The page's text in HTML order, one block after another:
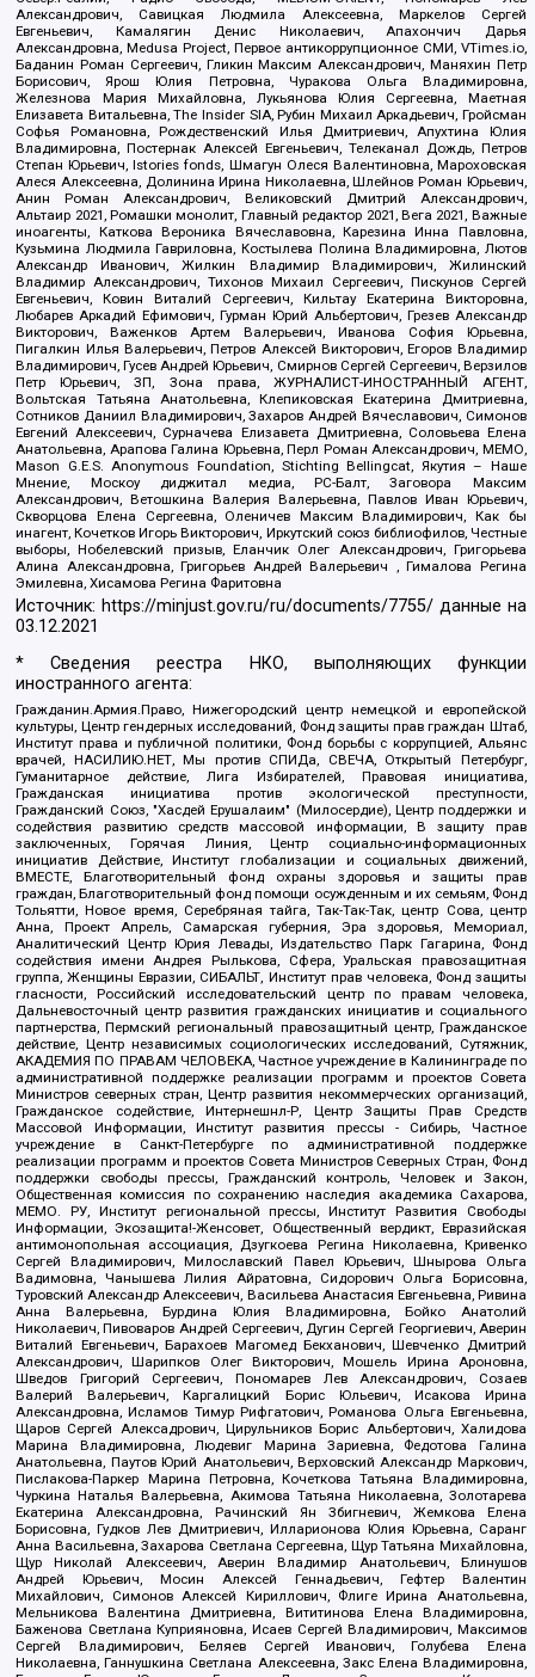
Александрович, Савицкая Людмила Алексеевна, Маркелов Сергей
Евгеньевич, Камалягин Денис Николаевич, Апахончич Дарья
Александровна, Medusa Project, Первое антикоррупционное СМИ, VTimes.io,
Баданин Роман Сергеевич, Гликин Максим Александрович, Маняхин Петр
Борисович, Ярош Юлия Петровна, Чуракова Ольга Владимировна,
Железнова Мария Михайловна, Лукьянова Юлия Сергеевна, Маетная
Елизавета Витальевна, The Insider SIA, Рубин Михаил Аркадьевич, Гройсман
Софья Романовна, Рождественский Илья Дмитриевич, Апухтина Юлия
Владимировна, Постернак Алексей Евгеньевич, Телеканал Дождь, Петров
Степан Юрьевич, Istories fonds, Шмагун Олеся Валентиновна, Мароховская
Алеся Алексеевна, Долинина Ирина Николаевна, Шлейнов Роман Юрьевич,
Анин Роман Александрович, Великовский Дмитрий Александрович,
Альтаир 2021, Ромашки монолит, Главный редактор 2021, Вега 2021, Важные
иноагенты, Каткова Вероника Вячеславовна, Карезина Инна Павловна,
Кузьмина Людмила Гавриловна, Костылева Полина Владимировна, Лютов
Александр Иванович, Жилкин Владимир Владимирович, Жилинский
Владимир Александрович, Тихонов Михаил Сергеевич, Пискунов Сергей
Евгеньевич, Ковин Виталий Сергеевич, Кильтау Екатерина Викторовна,
Любарев Аркадий Ефимович, Гурман Юрий Альбертович, Грезев Александр
Викторович, Важенков Артем Валерьевич, Иванова София Юрьевна,
Пигалкин Илья Валерьевич, Петров Алексей Викторович, Егоров Владимир
Владимирович, Гусев Андрей Юрьевич, Смирнов Сергей Сергеевич, Верзилов
Петр Юрьевич, ЗП, Зона права, ЖУРНАЛИСТ-ИНОСТРАННЫЙ АГЕНТ,
Вольтская Татьяна Анатольевна, Клепиковская Екатерина Дмитриевна,
Сотников Даниил Владимирович, Захаров Андрей Вячеславович, Симонов
Евгений Алексеевич, Сурначева Елизавета Дмитриевна, Соловьева Елена
Анатольевна, Арапова Галина Юрьевна, Перл Роман Александрович, МЕМО,
Mason G.E.S. Anonymous Foundation, Stichting Bellingcat, Якутия – Наше
Мнение, Москоу диджитал медиа, РС-Балт, Заговора Максим
Александрович, Ветошкина Валерия Валерьевна, Павлов Иван Юрьевич,
Скворцова Елена Сергеевна, Оленичев Максим Владимирович, Как бы
инагент, Кочетков Игорь Викторович, Иркутский союз библиофилов, Честные
выборы, Нобелевский призыв, Еланчик Олег Александрович, Григорьева
Алина Александровна, Григорьев Андрей Валерьевич , Гималова Регина
Эмилевна, Хисамова Регина Фаритовна
Источник: https://minjust.gov.ru/ru/documents/7755/ данные на
03.12.2021
* Сведения реестра НКО, выполняющих функции
иностранного агента:
Гражданин.Армия.Право, Нижегородский центр немецкой и европейской
культуры, Центр гендерных исследований, Фонд защиты прав граждан Штаб,
Институт права и публичной политики, Фонд борьбы с коррупцией, Альянс
врачей, НАСИЛИЮ.НЕТ, Мы против СПИДа, СВЕЧА, Открытый Петербург,
Гуманитарное действие, Лига Избирателей, Правовая инициатива,
Гражданская инициатива против экологической преступности,
Гражданский Союз, "Хасдей Ерушалаим" (Милосердие), Центр поддержки и
содействия развитию средств массовой информации, В защиту прав
заключенных, Горячая Линия, Центр социально-информационных
инициатив Действие, Институт глобализации и социальных движений,
ВМЕСТЕ, Благотворительный фонд охраны здоровья и защиты прав
граждан, Благотворительный фонд помощи осужденным и их семьям, Фонд
Тольятти, Новое время, Серебряная тайга, Так-Так-Так, центр Сова, центр
Анна, Проект Апрель, Самарская губерния, Эра здоровья, Мемориал,
Аналитический Центр Юрия Левады, Издательство Парк Гагарина, Фонд
содействия имени Андрея Рылькова, Сфера, Уральская правозащитная
группа, Женщины Евразии, СИБАЛЬТ, Институт прав человека, Фонд защиты
гласности, Российский исследовательский центр по правам человека,
Дальневосточный центр развития гражданских инициатив и социального
партнерства, Пермский региональный правозащитный центр, Гражданское
действие, Центр независимых социологических исследований, Сутяжник,
АКАДЕМИЯ ПО ПРАВАМ ЧЕЛОВЕКА, Частное учреждение в Калининграде по
административной поддержке реализации программ и проектов Совета
Министров северных стран, Центр развития некоммерческих организаций,
Гражданское содействие, Интернешнл-Р, Центр Защиты Прав Средств
Массовой Информации, Институт развития прессы - Сибирь, Частное
учреждение в Санкт-Петербурге по административной поддержке
реализации программ и проектов Совета Министров Северных Стран, Фонд
поддержки свободы прессы, Гражданский контроль, Человек и Закон,
Общественная комиссия по сохранению наследия академика Сахарова,
МЕМО. РУ, Институт региональной прессы, Институт Развития Свободы
Информации, Экозащита!-Женсовет, Общественный вердикт, Евразийская
антимонопольная ассоциация, Дзугкоева Регина Николаевна, Кривенко
Сергей Владимирович, Милославский Павел Юрьевич, Шнырова Ольга
Вадимовна, Чанышева Лилия Айратовна, Сидорович Ольга Борисовна,
Туровский Александр Алексеевич, Васильева Анастасия Евгеньевна, Ривина
Анна Валерьевна, Бурдина Юлия Владимировна, Бойко Анатолий
Николаевич, Пивоваров Андрей Сергеевич, Дугин Сергей Георгиевич, Аверин
Виталий Евгеньевич, Барахоев Магомед Бекханович, Шевченко Дмитрий
Александрович, Шарипков Олег Викторович, Мошель Ирина Ароновна,
Шведов Григорий Сергеевич, Пономарев Лев Александрович, Созаев
Валерий Валерьевич, Каргалицкий Борис Юльевич, Исакова Ирина
Александровна, Исламов Тимур Рифгатович, Романова Ольга Евгеньевна,
Щаров Сергей Алексадрович, Цирульников Борис Альбертович, Халидова
Марина Владимировна, Людевиг Марина Зариевна, Федотова Галина
Анатольевна, Паутов Юрий Анатольевич, Верховский Александр Маркович,
Пислакова-Паркер Марина Петровна, Кочеткова Татьяна Владимировна,
Чуркина Наталья Валерьевна, Акимова Татьяна Николаевна, Золотарева
Екатерина Александровна, Рачинский Ян Збигневич, Жемкова Елена
Борисовна, Гудков Лев Дмитриевич, Илларионова Юлия Юрьевна, Саранг
Анна Васильевна, Захарова Светлана Сергеевна, Щур Татьяна Михайловна,
Щур Николай Алексеевич, Аверин Владимир Анатольевич, Блинушов
Андрей Юрьевич, Мосин Алексей Геннадьевич, Гефтер Валентин
Михайлович, Симонов Алексей Кириллович, Флиге Ирина Анатольевна,
Мельникова Валентина Дмитриевна, Вититинова Елена Владимировна,
Баженова Светлана Куприяновна, Исаев Сергей Владимирович, Максимов
Сергей Владимирович, Беляев Сергей Иванович, Голубева Елена
Николаевна, Ганнушкина Светлана Алексеевна, Закс Елена Владимировна,